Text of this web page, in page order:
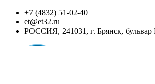
+7 (4832) 51-02-40
et@et32.ru
РОССИЯ, 241031, г. Брянск, бульвар